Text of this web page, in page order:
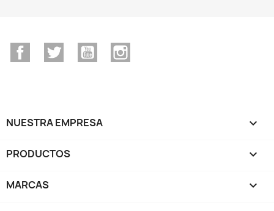
FacebookTwitter YouTube
NUESTRA EMPRESA 
PRODUCTOS 
MARCAS 